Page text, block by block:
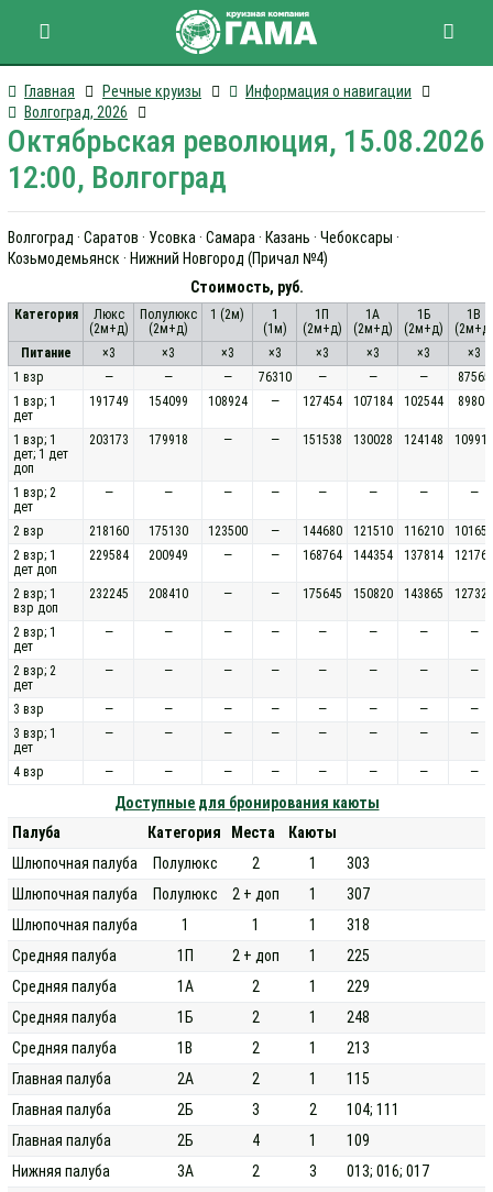
Главная Речные круизы
Информация о навигации
Волгоград, 2026
Октябрьская революция, 15.08.2026
12:00, Волгоград
Волгоград · Саратов · Усовка · Самара · Казань · Чебоксары ·
Козьмодемьянск · Нижний Новгород (Причал №4)
Стоимость, руб.
Категория
Люкс
(2м+д)
Полулюкс
(2м+д)
1 (2м)
1
(1м)
1П
(2м+д)
1А
(2м+д)
1Б
(2м+д)
1В
(2м+д)
Питание
×3 ×3 ×3 ×3 ×3 ×3 ×3
×3
1 взр
— — — 76310 — — —
87565
1 взр; 1
дет
191749 154099 108924 — 127454 107184 102544 89804
1 взр; 1
дет; 1 дет
доп
203173 179918 — — 151538 130028 124148 109918
1 взр; 2
дет
— — — — — — — —
2 взр 218160 175130 123500 — 144680 121510 116210
101650
2 взр; 1
дет доп
229584 200949 — — 168764 144354 137814 121764
2 взр; 1
взр доп
232245 208410 — — 175645 150820 143865 127320
2 взр; 1
дет
— — — — — — — —
2 взр; 2
дет
— — — — — — — —
3 взр — — — — — — —
—
3 взр; 1
дет
— — — — — — — —
4 взр — — — — — — — —
Доступные для бронирования каюты
Палуба
Категория Места
Каюты
Шлюпочная палуба
Полулюкс 2 1
303
Шлюпочная палуба
Полулюкс 2 + доп 1
307
Шлюпочная палуба
1 1 1
318
Средняя палуба
1П 2 + доп 1
225
Средняя палуба
1А 2 1
229
Средняя палуба
1Б 2 1
248
Средняя палуба
1В 2 1
213
Главная палуба
2А 2 1
115
Главная палуба
2Б 3 2
104; 111
Главная палуба
2Б 4 1
109
Нижняя палуба
3А 2 3
013; 016; 017